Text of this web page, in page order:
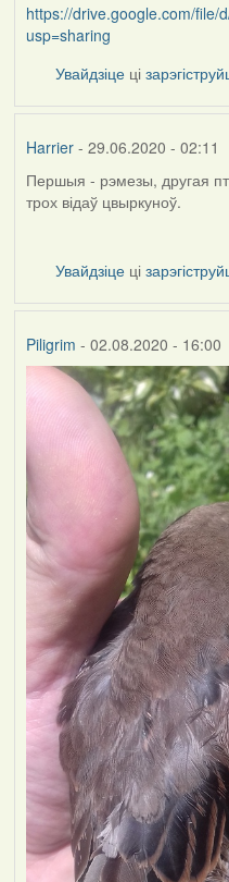
https://drive.google.com/file/
usp=sharing
Увайдзіце ці
Harrier- 29.06.2020 - 02:11
In
reply
Lighty
Першыя - рэмезы, другая
трох відаў цвыркуноў.
Увайдзіце ці
Piligrim - 02.08.2020 - 16:00